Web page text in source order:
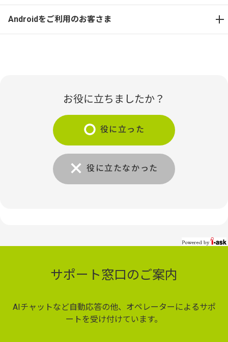
Androidをご利用のお客さま
お役に立ちましたか？
役に立った
役に立たなかった
サポート窓口のご案内
AIチャットなど自動応答の他、オペレーターによるサポ
ートを受け付けています。